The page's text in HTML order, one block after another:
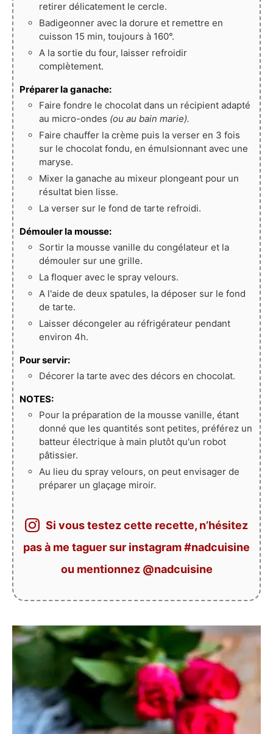
retirer délicatement le cercle.
Badigeonner avec la dorure et remettre en
cuisson 15 min, toujours à 160°.
A la sortie du four, laisser refroidir
complètement.
Préparer la ganache:
Faire fondre le chocolat dans un récipient adapté
au micro-ondes (ou au bain marie).
Faire chauffer la crème puis la verser en 3 fois
sur le chocolat fondu, en émulsionnant avec une
maryse.
Mixer la ganache au mixeur plongeant pour un
résultat bien lisse.
La verser sur le fond de tarte refroidi.
Démouler la mousse:
Sortir la mousse vanille du congélateur et la
démouler sur une grille.
La floquer avec le spray velours.
A l'aide de deux spatules, la déposer sur le fond
de tarte.
Laisser décongeler au réfrigérateur pendant
environ 4h.
Pour servir:
Décorer la tarte avec des décors en chocolat.
NOTES:
Pour la préparation de la mousse vanille, étant
donné que les quantités sont petites, préférez un
batteur électrique à main plutôt qu'un robot
pâtissier.
Au lieu du spray velours, on peut envisager de
préparer un glaçage miroir.
Si vous testez cette recette, n’hésitez
pas à me taguer sur instagram #nadcuisine
ou mentionnez @nadcuisine